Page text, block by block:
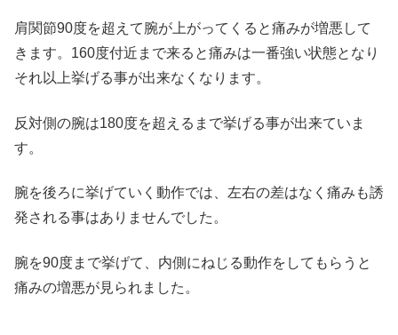
肩関節90度を超えて腕が上がってくると痛みが増悪して
きます。160度付近まで来ると痛みは一番強い状態となり
それ以上挙げる事が出来なくなります。
反対側の腕は180度を超えるまで挙げる事が出来ていま
す。
腕を後ろに挙げていく動作では、左右の差はなく痛みも誘
発される事はありませんでした。
腕を90度まで挙げて、内側にねじる動作をしてもらうと
痛みの増悪が見られました。